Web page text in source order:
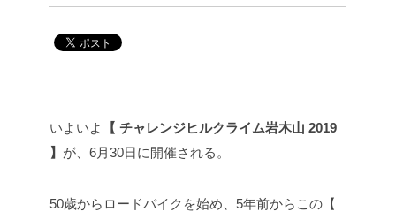
いよいよ
【 チャレンジヒルクライム岩木山 2019
】 が、6月30日に開催される。
50歳からロードバイクを始め、5年前からこの【